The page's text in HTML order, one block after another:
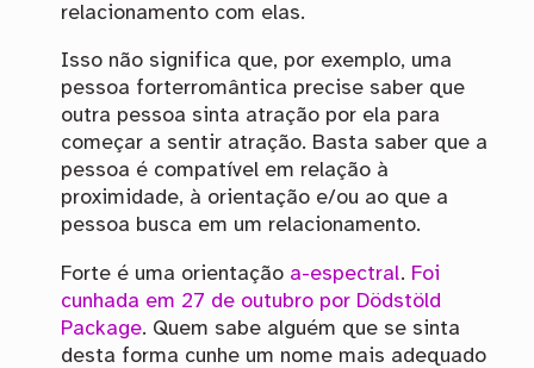
relacionamento com elas.
Isso não significa que, por exemplo, uma
pessoa forterromântica precise saber que
outra pessoa sinta atração por ela para
começar a sentir atração. Basta saber que a
pessoa é compatível em relação à
proximidade, à orientação e/ou ao que a
pessoa busca em um relacionamento.
Forte é uma orientação a-espectral. Foi
cunhada em 27 de outubro por Dödstöld
Package. Quem sabe alguém que se sinta
desta forma cunhe um nome mais adequado